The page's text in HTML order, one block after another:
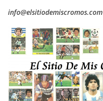
info@elsitiodemiscromos.com